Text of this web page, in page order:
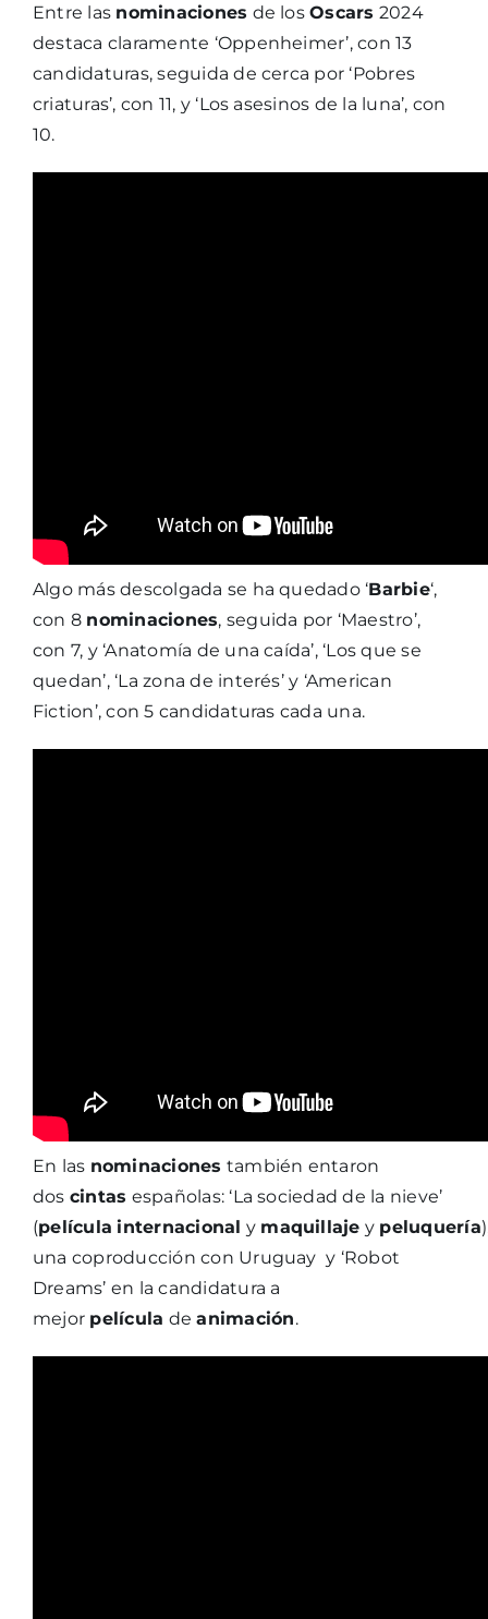
Entre las nominaciones de losOscars 2024
destaca claramente ‘Oppenheimer’, con 13
candidaturas, seguida de cerca por ‘Pobres
criaturas’, con 11, y ‘Los asesinos de la luna’, con
10.
Algo más descolgada se ha quedado ‘Barbie‘,
con 8 nominaciones, seguida por ‘Maestro’,
con 7, y ‘Anatomía de una caída’, ‘Los que se
quedan’, ‘La zona de interés’ y ‘American
Fiction’, con 5 candidaturas cada una.
En las nominaciones también entaron
dos cintas españolas: ‘La sociedad de la nieve’
(película internacional y maquillaje y peluquería
una coproducción con Uruguay y ‘Robot
Dreams’ en la candidatura a
mejor película deanimación.